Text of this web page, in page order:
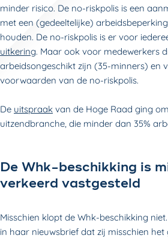
minder risico. De no-riskpolis is een
met een (gedeeltelijke)
houden. De no-riskpolis is er voor
uitkering. Maar ook voor medewerkers
arbeidsongeschikt zijn (35-minners) en
voorwaarden van de no-riskpolis.
De uitspraak van de Hoge Raad ging
uitzendbranche, die minder dan 35%
De Whk-beschikking is
verkeerd vastgesteld
Misschien klopt de Whk-beschikking
in haar nieuwsbrief dat zij misschien